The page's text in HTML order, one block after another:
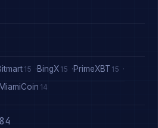
15 BingX 15 PrimeXBT 15
MiamiCoin 14
84